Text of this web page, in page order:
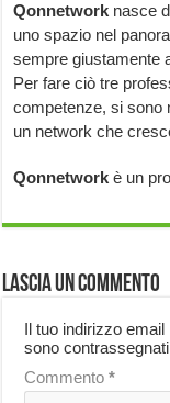
Qonnetwork nasce
uno spazio nel
sempre giustamente
Per fare ciò tre
competenze, si sono
un network che
Qonnetwork è un
Lascia un commento
Il tuo indirizzo
sono
Commento*